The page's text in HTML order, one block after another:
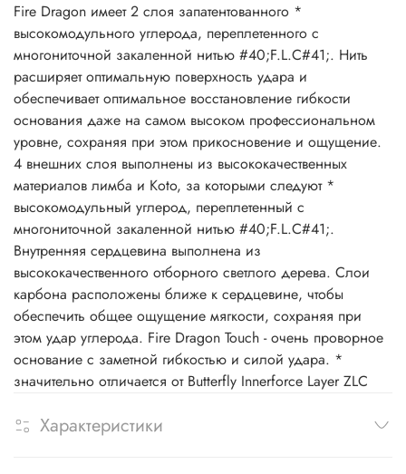
Fire Dragon имеет 2 слоя запатентованного *
высокомодульного углерода, переплетенного с
многониточной закаленной нитью #40;F.L.C#41;. Нить
расширяет оптимальную поверхность удара и
обеспечивает оптимальное восстановление гибкости
основания даже на самом высоком профессиональном
уровне, сохраняя при этом прикосновение и ощущение.
4 внешних слоя выполнены из высококачественных
материалов лимба и Koto, за которыми следуют *
высокомодульный углерод, переплетенный с
многониточной закаленной нитью #40;F.L.C#41;.
Внутренняя сердцевина выполнена из
высококачественного отборного светлого дерева. Слои
карбона расположены ближе к сердцевине, чтобы
обеспечить общее ощущение мягкости, сохраняя при
этом удар углерода. Fire Dragon Touch - очень проворное
основание с заметной гибкостью и силой удара. *
значительно отличается от Butterfly Innerforce Layer ZLC
Характеристики